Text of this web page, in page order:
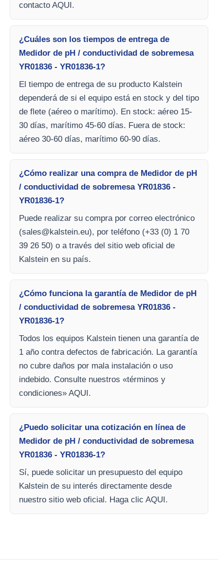
contacto AQUI.
¿Cuáles son los tiempos de entrega de
Medidor de pH / conductividad de sobremesa
YR01836 - YR01836-1?
El tiempo de entrega de su producto Kalstein
dependerá de si el equipo está en stock y del tipo
de flete (aéreo o marítimo). En stock: aéreo 15-
30 días, marítimo 45-60 días. Fuera de stock:
aéreo 30-60 días, marítimo 60-90 días.
¿Cómo realizar una compra de Medidor de pH
/ conductividad de sobremesa YR01836 -
YR01836-1?
Puede realizar su compra por correo electrónico
(sales@kalstein.eu), por teléfono (+33 (0) 1 70
39 26 50) o a través del sitio web oficial de
Kalstein en su país.
¿Cómo funciona la garantía de Medidor de pH
/ conductividad de sobremesa YR01836 -
YR01836-1?
Todos los equipos Kalstein tienen una garantía de
1 año contra defectos de fabricación. La garantía
no cubre daños por mala instalación o uso
indebido. Consulte nuestros «términos y
condiciones» AQUI.
¿Puedo solicitar una cotización en línea de
Medidor de pH / conductividad de sobremesa
YR01836 - YR01836-1?
Sí, puede solicitar un presupuesto del equipo
Kalstein de su interés directamente desde
nuestro sitio web oficial. Haga clic AQUI.